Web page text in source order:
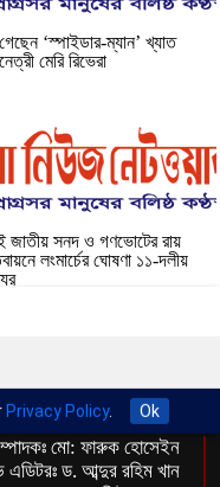
গেছেন ‘স্পাইডার-ম্যান’ খ্যাত
মেরি রিভেরা
জাতীয় সনদ ও গণভোটের রায়
লংমার্চের ঘোষণা ১১-দলীয়
মো: ফারুক হোসেইন
এডিটরঃ ড. আব্দুর রহিম খান
Privacy Policy. Ok